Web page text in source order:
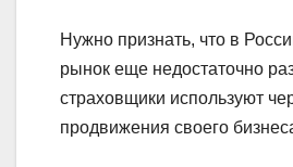
Нужно признать, что в
рынок еще недостаточно
страховщики используют
продвижения своего